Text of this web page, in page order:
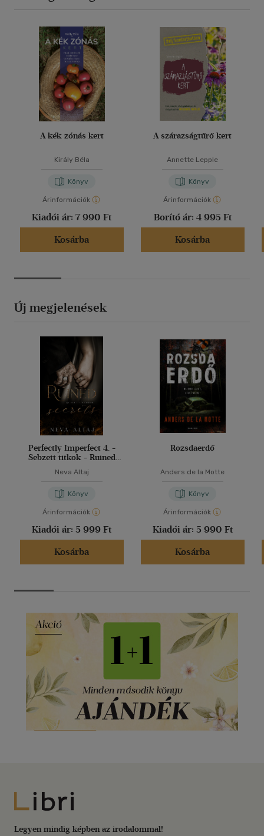
A kék zónás kert
Király Béla
Könyv
Árinformációk
Kiadói ár: 7 990 Ft
Kosárba
A szárazságtűrő kert
Annette Lepple
Könyv
Árinformációk
Borító ár: 4 995 Ft
Kosárba
Új megjelenések
Perfectly Imperfect 4. -
Sebzett titkok - Ruined
Neva Altaj
Könyv
Árinformációk
Kiadói ár: 5 999 Ft
Kosárba
Rozsdaerdő
Anders de la Motte
Könyv
Árinformációk
Kiadói ár: 5 990 Ft
Kosárba
Libri
Legyen mindig képben az irodalommal!